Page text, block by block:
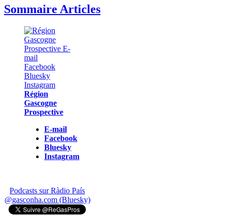
Sommaire Articles
Région
Gascogne
Prospective
E-mail
Facebook
Bluesky
Instagram
Podcasts sur Ràdio País
@gasconha.com (Bluesky)